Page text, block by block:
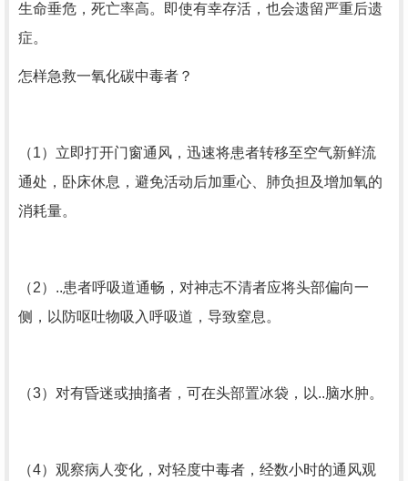
生命垂危，死亡率高。即使有幸存活，也会遗留严重后遗
症。
怎样急救一氧化碳中毒者？
（1）立即打开门窗通风，迅速将患者转移至空气新鲜流
通处，卧床休息，避免活动后加重心、肺负担及增加氧的
消耗量。
（2）..患者呼吸道通畅，对神志不清者应将头部偏向一
侧，以防呕吐物吸入呼吸道，导致窒息。
（3）对有昏迷或抽搐者，可在头部置冰袋，以..脑水肿。
（4）观察病人变化，对轻度中毒者，经数小时的通风观